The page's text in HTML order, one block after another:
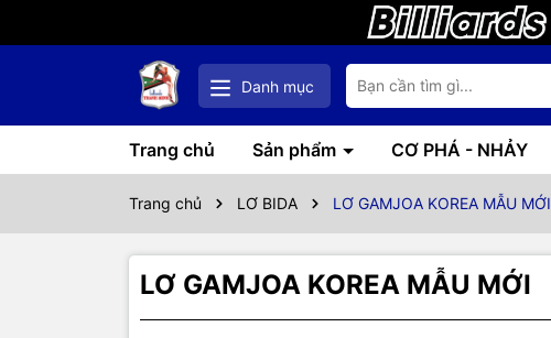
Danh mục
Trang chủ Sản phẩm CƠ PHÁ - NHẢY
Trang chủ LƠ BIDA LƠ GAMJOA KOREA MẪU MỚI
LƠ GAMJOA KOREA MẪU MỚI